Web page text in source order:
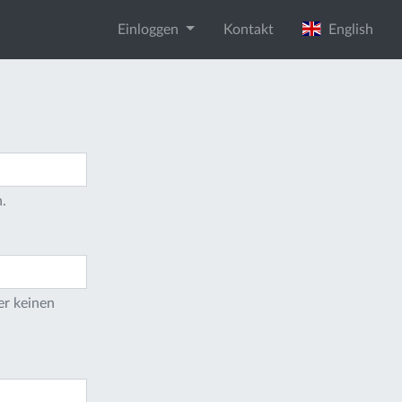
Einloggen Kontakt English
keinen